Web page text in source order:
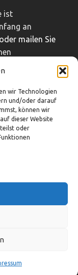
wir Technologien
und/oder darauf
können wir
dieser Website
oder
ist
an
mailen Sie